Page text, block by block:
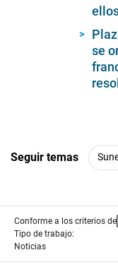
se
Seguir temas
Conforme a los criterios de
Tipo de trabajo:
Noticias